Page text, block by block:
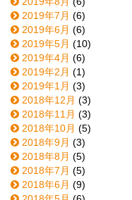
2019年7月 (6)
2019年6月 (6)
2019年5月 (10)
2019年4月 (6)
2019年2月 (1)
2019年1月 (3)
2018年12月 (3)
2018年11月 (3)
2018年10月 (5)
2018年9月 (3)
2018年8月 (5)
2018年7月 (5)
2018年6月 (9)